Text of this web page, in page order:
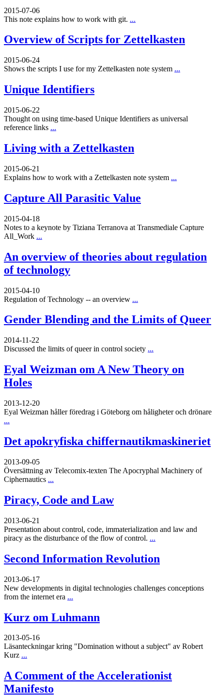
2015-07-06
This note explains how to work with git. ...
Overview of Scripts for Zettelkasten
2015-06-24
Shows the scripts I use for my Zettelkasten note system ...
Unique Identifiers
2015-06-22
Thought on using time-based Unique Identifiers as universal
reference links ...
Living with a Zettelkasten
2015-06-21
Explains how to work with a Zettelkasten note system ...
Capture All Parasitic Value
2015-04-18
Notes to a keynote by Tiziana Terranova at Transmediale Capture
All_Work ...
An overview of theories about regulation
of technology
2015-04-10
Regulation of Technology -- an overview ...
Gender Blending and the Limits of Queer
2014-11-22
Discussed the limits of queer in control society ...
Eyal Weizman om A New Theory on
Holes
2013-12-20
Eyal Weizman håller föredrag i Göteborg om håligheter och drönare
...
Det apokryfiska chiffernautikmaskineriet
2013-09-05
Översättning av Telecomix-texten The Apocryphal Machinery of
Ciphernautics ...
Piracy, Code and Law
2013-06-21
Presentation about control, code, immaterialization and law and
piracy as the disturbance of the flow of control. ...
Second Information Revolution
2013-06-17
New developments in digital technologies challenges conceptions
from the internet era ...
Kurz om Luhmann
2013-05-16
Läsanteckningar kring "Domination without a subject" av Robert
Kurz ...
A Comment of the Accelerationist
Manifesto